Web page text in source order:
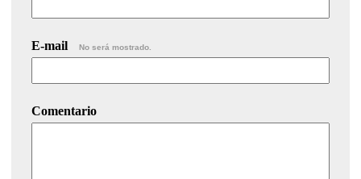
E-mail No será mostrado.
Comentario